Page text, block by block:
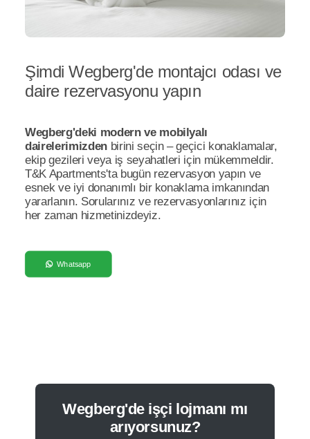
Şimdi Wegberg'de montajcı odası ve
daire rezervasyonu yapın
Wegberg'deki modern ve mobilyalı
dairelerimizdenbirini seçin – geçici konaklamalar,
ekip gezileri veya iş seyahatleri için mükemmeldir.
T&K Apartments'ta bugün rezervasyon yapın ve
esnek ve iyi donanımlı bir konaklama imkanından
yararlanın. Sorularınız ve rezervasyonlarınız için
her zaman hizmetinizdeyiz.
Whatsapp
Wegberg'de işçi lojmanı mı
arıyorsunuz?